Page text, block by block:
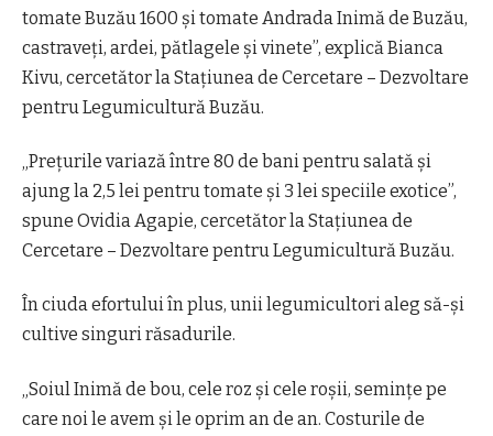
tomate Buzău 1600 și tomate Andrada Inimă de Buzău,
castraveți, ardei, pătlagele și vinete”, explică Bianca
Kivu, cercetător la Stațiunea de Cercetare – Dezvoltare
pentru Legumicultură Buzău.
„Prețurile variază între 80 de bani pentru salată și
ajung la 2,5 lei pentru tomate și 3 lei speciile exotice”,
spune Ovidia Agapie, cercetător la Stațiunea de
Cercetare – Dezvoltare pentru Legumicultură Buzău.
În ciuda efortului în plus, unii legumicultori aleg să-și
cultive singuri răsadurile.
„Soiul Inimă de bou, cele roz și cele roșii, semințe pe
care noi le avem și le oprim an de an. Costurile de